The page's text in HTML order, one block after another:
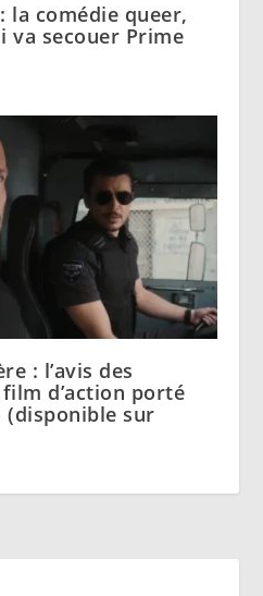
la comédie queer,
va secouer Prime
: l’avis des
d’action porté
(disponible sur